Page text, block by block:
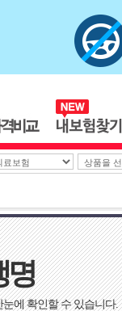
명
에 확인할 수 있습니다.